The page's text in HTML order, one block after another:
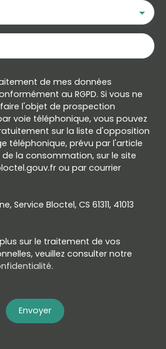
de mes données
au RGPD. Si vous ne
l'objet de prospection
voie téléphonique, vous pouvez
sur la liste d'opposition
téléphonique, prévu par l'article
de la consommation, sur le site
ou par courrier
Service Bloctel, CS 61311, 41013
sur le traitement de vos
veuillez consulter notre
.
Envoyer